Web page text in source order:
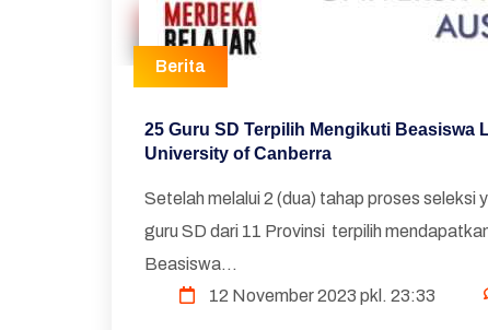
Berita
25 Guru SD Terpilih Mengikuti Beasiswa
University of Canberra
Setelah melalui 2 (dua) tahap proses seleksi
guru SD dari 11 Provinsi terpilih
Beasiswa...
12 November 2023 pkl. 23:33